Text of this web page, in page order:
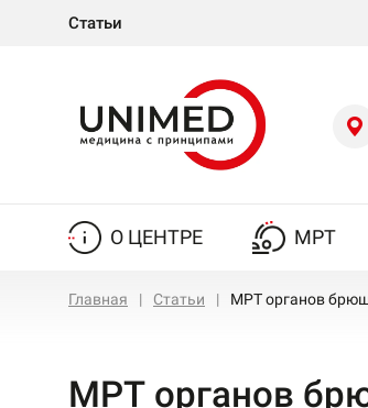
Статьи
О ЦЕНТРЕ МРТ
Главная Статьи МРТ органов
МРТ органов